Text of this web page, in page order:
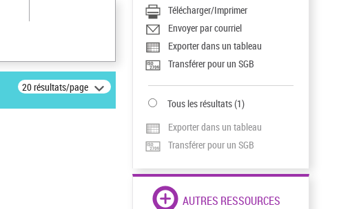
20 résultats/page
Télécharger/Imprimer
Envoyer par courriel
Exporter dans un tableau
Transférer pour un SGB
Tous les résultats(1)
Exporter dans un tableau
Transférer pour un SGB
AUTRES RESSOURCES